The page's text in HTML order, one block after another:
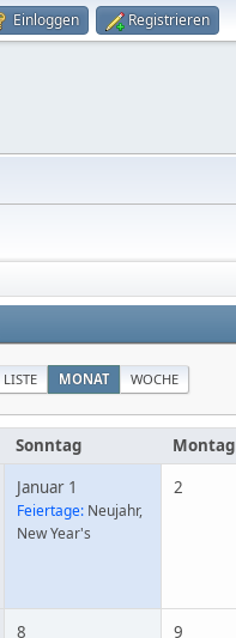
Einloggen Registrieren
LISTE MONAT WOCHE
Sonntag Montag
Januar 1
Feiertage: Neujahr,
New Year's
2
8 9